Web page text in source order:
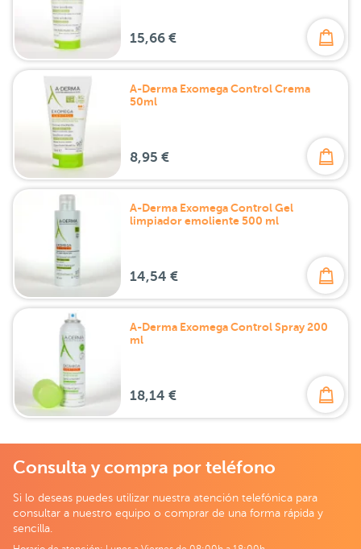
15,66 €
A-Derma Exomega Control Crema
50ml
8,95 €
A-Derma Exomega Control Gel
limpiador emoliente 500 ml
14,54 €
A-Derma Exomega Control Spray 200
ml
18,14 €
Consulta y compra por teléfono
Si lo deseas puedes utilizar nuestra atención telefónica para
consultar a nuestro equipo o comprar de una forma rápida y
sencilla.